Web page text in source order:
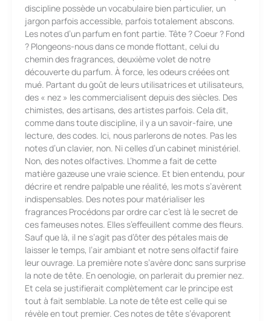
discipline possède un vocabulaire bien particulier, un
jargon parfois accessible, parfois totalement abscons.
Les notes d’un parfum en font partie. Tête ? Coeur ? Fond
? Plongeons-nous dans ce monde flottant, celui du
chemin des fragrances, deuxième volet de notre
découverte du parfum. À force, les odeurs créées ont
mué. Partant du goût de leurs utilisatrices et utilisateurs,
des « nez » les commercialisent depuis des siècles. Des
chimistes, des artisans, des artistes parfois. Cela dit,
comme dans toute discipline, il y a un savoir-faire, une
lecture, des codes. Ici, nous parlerons de notes. Pas les
notes d’un clavier, non. Ni celles d’un cabinet ministériel.
Non, des notes olfactives. L’homme a fait de cette
matière gazeuse une vraie science. Et bien entendu, pour
décrire et rendre palpable une réalité, les mots s’avèrent
indispensables. Des notes pour matérialiser les
fragrances Procédons par ordre car c’est là le secret de
ces fameuses notes. Elles s’effeuillent comme des fleurs.
Sauf que là, il ne s’agit pas d’ôter des pétales mais de
laisser le temps, l’air ambiant et notre sens olfactif faire
leur ouvrage. La première note s’avère donc sans surprise
la note de tête. En oenologie, on parlerait du premier nez.
Et cela se justifierait complètement car le principe est
tout à fait semblable. La note de tête est celle qui se
révèle en tout premier. Ces notes de tête s’évaporent